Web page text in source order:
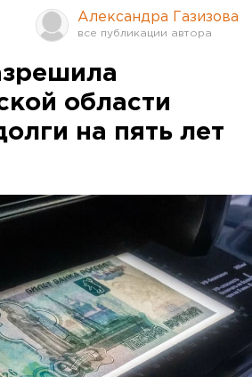
Александра Газизова
области
на пять лет